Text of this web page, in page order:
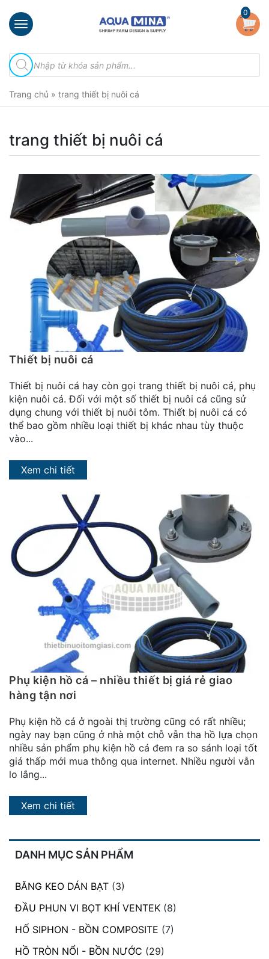
×
chủ
thiệu
phẩm
Đầu
Bọt
Khí
Ventek
chia
Liên
hệ
0
Tìm
kiếm
sản
Trang chủ » trang thiết bị nuôi cá
DANH MỤC SẢN PHẨM
BĂNG KEO DÁN BẠT (3)
ĐẦU PHUN VI BỌT KHÍ VENTEK (8)
HỐ SIPHON - BỒN COMPOSITE (7)
HỒ TRÒN NỔI - BỒN NƯỚC (29)
trang thiết bị nuôi cá
Thiết bị nuôi cá
Thiết bị nuôi cá hay còn gọi trang thiết bị nuôi cá, phụ
kiện nuôi cá. Đối với một số thiết bị nuôi cá cũng sử
dụng chung với thiết bị nuôi tôm. Thiết bị nuôi cá có
thể bao gồm nhiều loại thiết bị khác nhau tùy thuộc
vào...
Xem chi tiết
Phụ kiện hồ cá – nhiều thiết bị giá rẻ giao
hàng tận nơi
Phụ kiện hồ cá ở ngoài thị trường cũng có rất nhiều;
ngày nay bạn cũng ở nhà một chỗ vẫn tha hồ lựa chọn
nhiều sản phẩm phụ kiện hồ cá đem ra so sánh loại tốt
giá thấp mới mua thông qua internet. Nhiều người vẫn
lo lắng...
Xem chi tiết